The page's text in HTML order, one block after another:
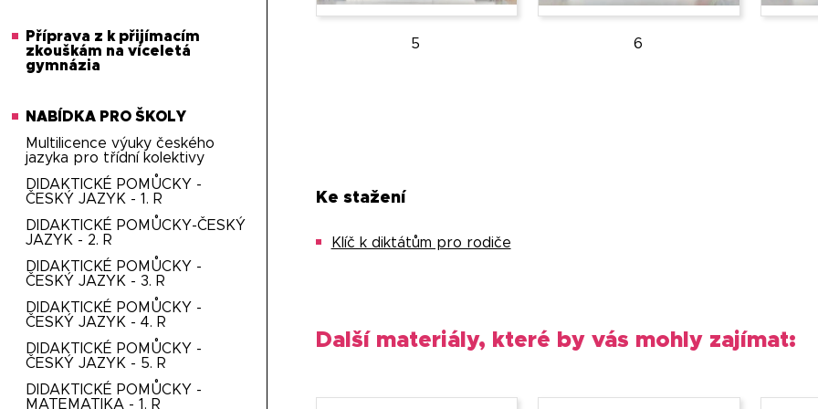
Příprava z k přijímacím
zkouškám na víceletá
gymnázia
NABÍDKA PRO ŠKOLY
Multilicence výuky českého
jazyka pro třídní kolektivy
DIDAKTICKÉ POMŮCKY -
ČESKÝ JAZYK - 1. R
DIDAKTICKÉ POMŮCKY-ČESKÝ
JAZYK - 2. R
DIDAKTICKÉ POMŮCKY -
ČESKÝ JAZYK - 3. R
DIDAKTICKÉ POMŮCKY -
ČESKÝ JAZYK - 4. R
DIDAKTICKÉ POMŮCKY -
ČESKÝ JAZYK - 5. R
DIDAKTICKÉ POMŮCKY -
MATEMATIKA - 1. R
5 6
Ke stažení
Klíč k diktátům pro rodiče
Další materiály, které by vás mohly zajímat: